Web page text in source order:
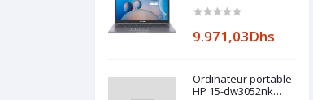
9.971,03Dhs
Ordinateur portable
HP 15-dw3052nk
28.677,00Dhs